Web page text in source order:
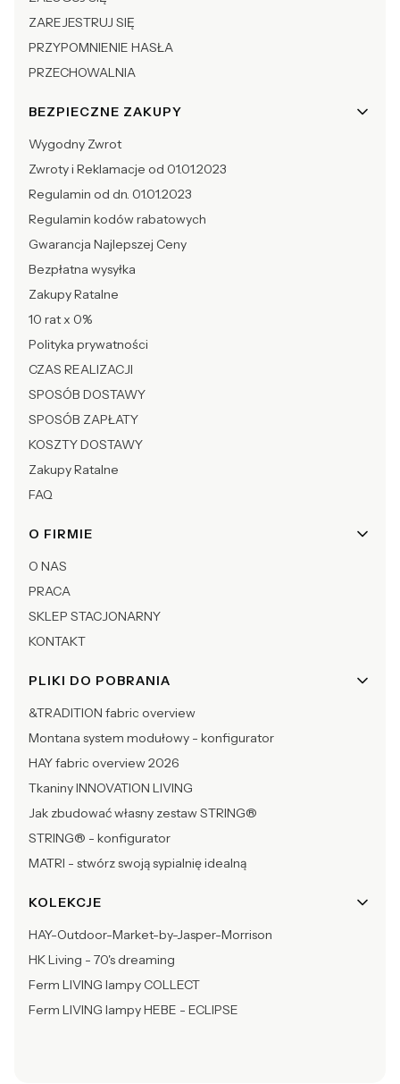
ZAREJESTRUJ SIĘ
PRZYPOMNIENIE HASŁA
PRZECHOWALNIA
BEZPIECZNE ZAKUPY
Wygodny Zwrot
Zwroty i Reklamacje od 01.01.2023
Regulamin od dn. 01.01.2023
Regulamin kodów rabatowych
Gwarancja Najlepszej Ceny
Bezpłatna wysyłka
Zakupy Ratalne
10 rat x 0%
Polityka prywatności
CZAS REALIZACJI
SPOSÓB DOSTAWY
SPOSÓB ZAPŁATY
KOSZTY DOSTAWY
Zakupy Ratalne
FAQ
O FIRMIE
O NAS
PRACA
SKLEP STACJONARNY
KONTAKT
PLIKI DO POBRANIA
&TRADITION fabric overview
Montana system modułowy - konfigurator
HAY fabric overview 2026
Tkaniny INNOVATION LIVING
Jak zbudować własny zestaw STRING®
STRING® - konfigurator
MATRI - stwórz swoją sypialnię idealną
KOLEKCJE
HAY-Outdoor-Market-by-Jasper-Morrison
HK Living - 70's dreaming
Ferm LIVING lampy COLLECT
Ferm LIVING lampy HEBE - ECLIPSE